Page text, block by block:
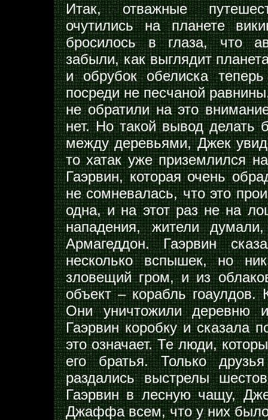
Итак, отважные
очутились на планете
бросилось в глаза, что
забыли, как выглядит
и обрубок обелиска
посреди не песчаной
не обратили на это
нет. Но такой вывод делать
между деревьями, Джек
то хатак уже приземлился
Гаэрвин, которая очень
не сомневалась, что это
одна, и на этот раз не на
нападения, жители
Армагеддон. Гаэрвин
несколько вспышек, но
зловещий гром, и из
объект – корабль
Они уничтожили деревню
Гаэрвин коробку и сказала
это означает. Те люди,
его братья. Только
раздались выстрелы
Гаэрвин в лесную чащу,
Джаффа всем, что у них